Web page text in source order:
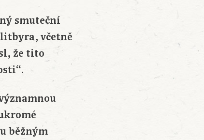
smuteční
včetně
že tito
běžným